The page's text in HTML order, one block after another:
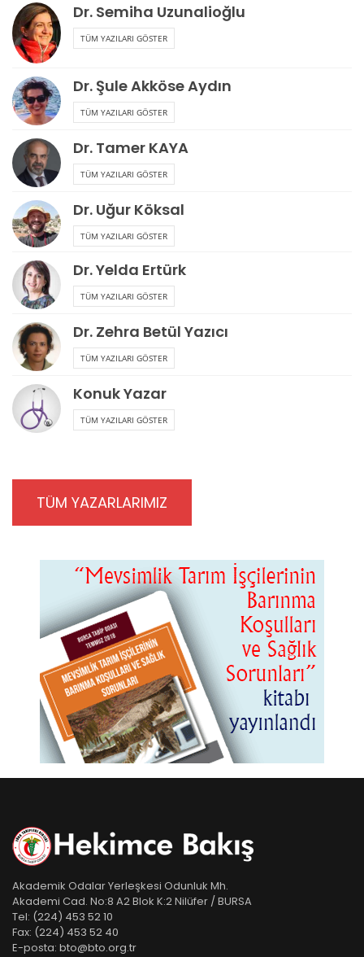
Dr. Semiha Uzunalioğlu
TÜM YAZILARI GÖSTER
Dr. Şule Akköse Aydın
TÜM YAZILARI GÖSTER
Dr. Tamer KAYA
TÜM YAZILARI GÖSTER
Dr. Uğur Köksal
TÜM YAZILARI GÖSTER
Dr. Yelda Ertürk
TÜM YAZILARI GÖSTER
Dr. Zehra Betül Yazıcı
TÜM YAZILARI GÖSTER
Konuk Yazar
TÜM YAZILARI GÖSTER
TÜM YAZARLARIMIZ
Akademik Odalar Yerleşkesi Odunluk Mh.
Akademi Cad. No:8 A2 Blok K:2 Nilüfer / BURSA
Tel: (224) 453 52 10
Fax: (224) 453 52 40
E-posta: bto@bto.org.tr